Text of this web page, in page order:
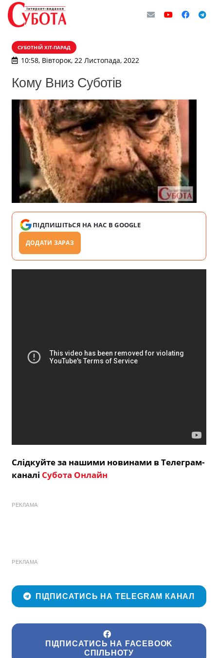
СУБОТНІЙ ХІТ-ПАРАД
10:58, Вівторок, 22 Листопада, 2022
Кому Вниз Суботів
ПІДПИШІТЬСЯ НА НАС В GOOGLE
ДОДАТИ ЗАРАЗ
Слідкуйте за нашими новинами в Телеграм-
каналі Субота Онлайн
РЕКЛАМА
РЕКЛАМА
ПІДПИСАТИСЬ НА TELEGRAM КАНАЛ
ПІДПИСАТИСЬ НА FACEBOOK
СПІЛЬНОТУ